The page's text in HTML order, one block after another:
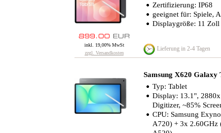
Zertifizierung: IP68
geeignet für: Spiele,
Displaygröße: 11 Zoll
inkl. 19,00% MwSt
zzgl. Versandkosten
Lieferung in 2-4 Tagen
Samsung X620
Typ: Tablet
Display: 13.1",
Digitizer, ~85%
CPU: Samsung
A720) + 3x